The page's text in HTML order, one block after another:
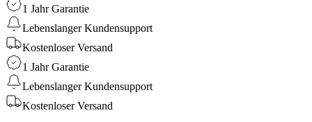
1 Jahr Garantie
Lebenslanger Kundensupport
Kostenloser Versand
1 Jahr Garantie
Lebenslanger Kundensupport
Kostenloser Versand